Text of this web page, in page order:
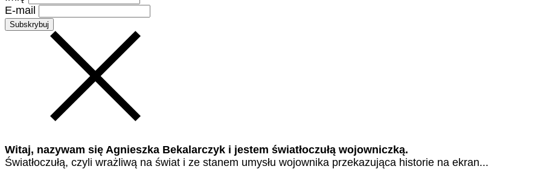
E-mail
Witaj, nazywam się Agnieszka Bekalarczyk i jestem światłoczułą wojowniczką.
Światłoczułą, czyli wrażliwą na świat i ze stanem umysłu wojownika przekazująca historie na ekran...